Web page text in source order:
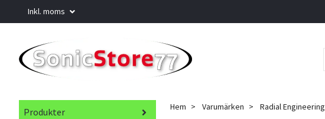
Inkl. moms
Produkter Hem Varumärken Radial Engineering